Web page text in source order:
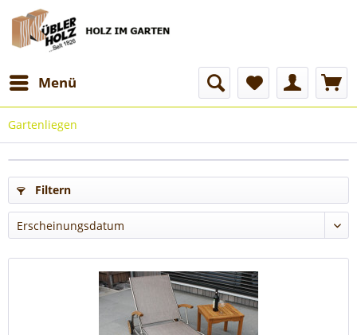
Menü
Gartenliegen
Filtern